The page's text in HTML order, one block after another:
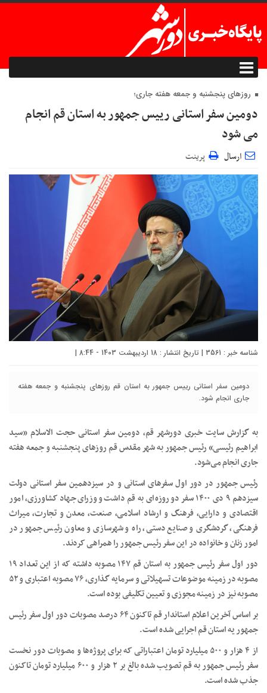
روزهای پنجشنبه و جمعه هفته جاری؛
دومین سفر استانی رییس جمهور به استان قم انجام
می شود
ارسال پرینت
شناسه خبر : 3561 | تاریخ انتشار : 18 اردیبهشت 1403 - 8:44 |
دومین سفر استانی رییس جمهور به استان قم روزهای پنجشنبه و جمعه هفته
جاری انجام شود.
به گزارش سایت خبری دورشهر قم، دومین سفر استانی حجت الاسلام «سید
ابراهیم رئیسی» رئیس جمهور به شهر مقدس قم روزهای پنجشنبه و جمعه هفته
جاری انجام می‌شود.
رئیس جمهور در دور اول سفرهای استانی و در سیزدهمین سفر استانی دولت
سیزدهم ۹ دی ۱۴۰۰ سفر دو روزه‌ای به قم داشت و وزرای جهاد کشاورزی، امور
اقتصادی و دارایی، فرهنگ و ارشاد اسلامی، صنعت، معدن و تجارت، میراث
فرهنگی، گردشگری و صنایع دستی، راه و شهرسازی و معاون رئیس جمهور در
امور زنان و خانواده در این سفر رئیس جمهور را همراهی کردند.
دور اول سفر رئیس جمهور به استان قم ۱۴۷ مصوبه داشته که از این تعداد ۱۹
مصوبه در زمینه موضوعات تسهیلاتی و سرمایه گذاری، ۷۶ مصوبه اعتباری و ۵۲
مصوبه نیز در زمینه مجوزی و تعیین تکلیفی بوده است.
بر اساس آخرین اعلام استاندار قم تاکنون ۶۴ درصد مصوبات دور اول سفر رئیس
جمهور یه استان قم اجرایی شده است.
از ۴ هزار و ۵۰۰ میلیارد تومان اعتباراتی که برای پروژه‌ها و مصوبات دور نخست
سفر رئیس جمهور به قم تصویب شده بالغ بر ۲ هزار و ۶۰۰ میلیارد تومان تاکنون
جذب شده است.